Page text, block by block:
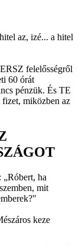
az, izé... a hitel
felelősségről
60 órát
pénzük. És TE
fizet, miközben az
„Róbert, ha
mit
keze